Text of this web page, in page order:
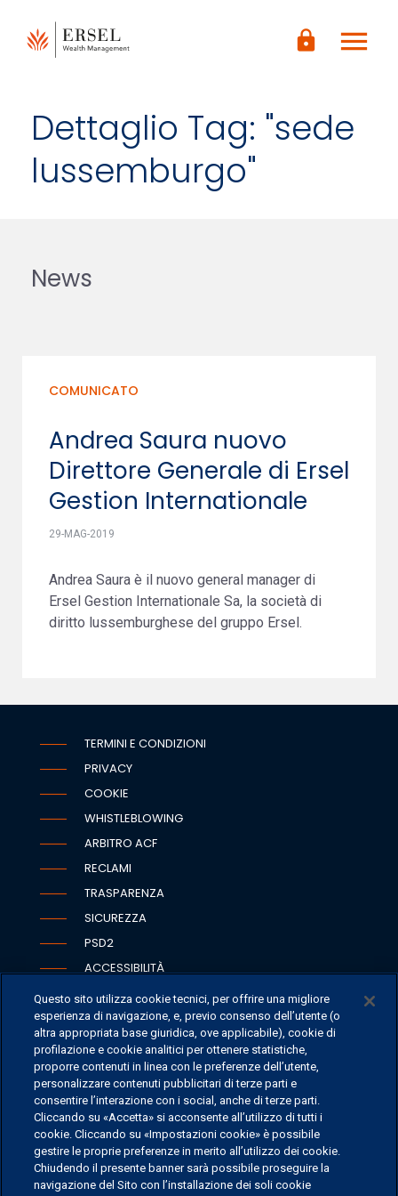
CONTENUTO
PRINCIPALE
PAGINA
lock menu
Dettaglio Tag: "sede
lussemburgo"
News
COMUNICATO
Andrea Saura nuovo
Direttore Generale di Ersel
Gestion Internationale
29-MAG-2019
Andrea Saura è il nuovo general manager di
Ersel Gestion Internationale Sa, la società di
diritto lussemburghese del gruppo Ersel.
TERMINI E CONDIZIONI
PRIVACY
COOKIE
WHISTLEBLOWING
ARBITRO ACF
RECLAMI
TRASPARENZA
SICUREZZA
PSD2
ACCESSIBILITÀ
SEDI
CONTATTI
CONTATTI PER I MEDIA
FAQ
LAVORA CON NOI
Questo sito utilizza cookie tecnici, per offrire una migliore
esperienza di navigazione, e, previo consenso dell’utente (o
altra appropriata base giuridica, ove applicabile), cookie di
profilazione e cookie analitici per ottenere statistiche,
proporre contenuti in linea con le preferenze dell’utente,
personalizzare contenuti pubblicitari di terze parti e
consentire l’interazione con i social, anche di terze parti.
Cliccando su «Accetta» si acconsente all’utilizzo di tutti i
cookie. Cliccando su «Impostazioni cookie» è possibile
gestire le proprie preferenze in merito all’utilizzo dei cookie.
Chiudendo il presente banner sarà possibile proseguire la
navigazione del Sito con l’installazione dei soli cookie